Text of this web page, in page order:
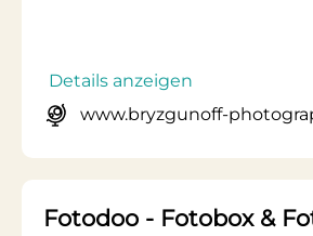
Details anzeigen
www.bryzgunoff-
Fotodoo - Fotobox &